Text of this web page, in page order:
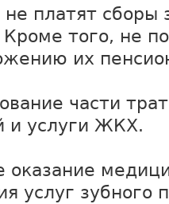
платят сборы
Кроме того, не
их
части
и услуги ЖКХ.
оказание
услуг зубного